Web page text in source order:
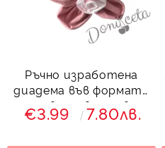
Ръчно изработена
диадема във формата
на цвете в розово
€3.99 7.80лв.